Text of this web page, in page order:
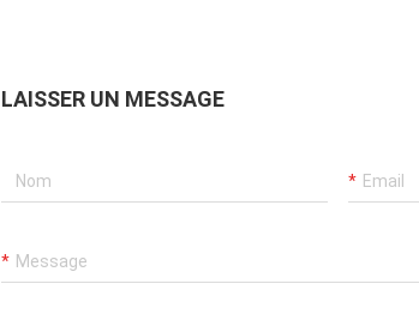
LAISSER UN MESSAGE